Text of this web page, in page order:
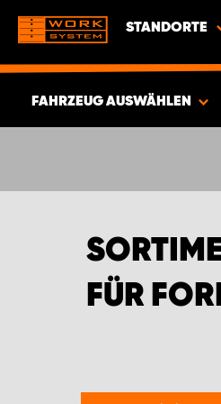
STANDORTE
FAHRZEUG AUSWÄHLEN
FÜR